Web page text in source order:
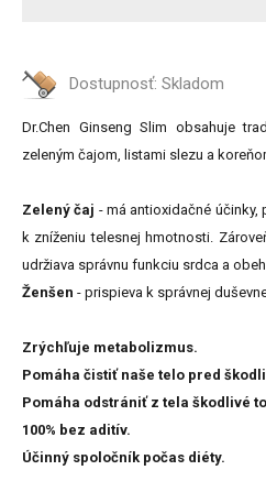
Dostupnosť: Skladom
Dr.Chen Ginseng Slim obsahuje
zeleným čajom, listami slezu a
Zelený čaj - má antioxidačné
k zníženiu telesnej hmotnosti.
udržiava správnu funkciu srdca a
Ženšen - prispieva k správnej
Zrýchľuje metabolizmus.
Pomáha čistiť naše telo pred
Pomáha odstrániť z tela škodlivé
100% bez aditív.
Účinný spoločník počas diéty.